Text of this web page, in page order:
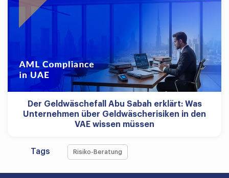
Der Geldwäschefall Abu Sabah erklärt: Was
Unternehmen über Geldwäscherisiken in den
VAE wissen müssen
Tags Risiko-Beratung